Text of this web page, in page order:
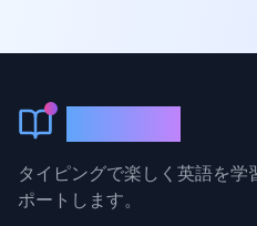
タイピングで楽しく英語を
ポートします。